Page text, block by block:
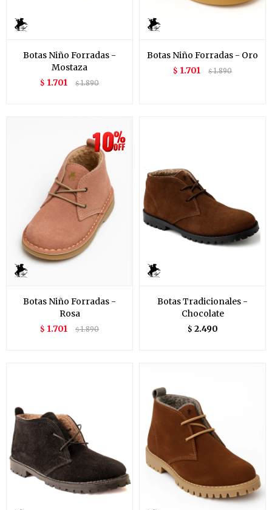
Botas Niño Forradas -
Mostaza
$ 1.701 $1.890
Botas Niño Forradas - Oro
$ 1.701 $1.890
Botas Niño Forradas -
Rosa
$ 1.701 $1.890
Botas Tradicionales -
Chocolate
$ 2.490